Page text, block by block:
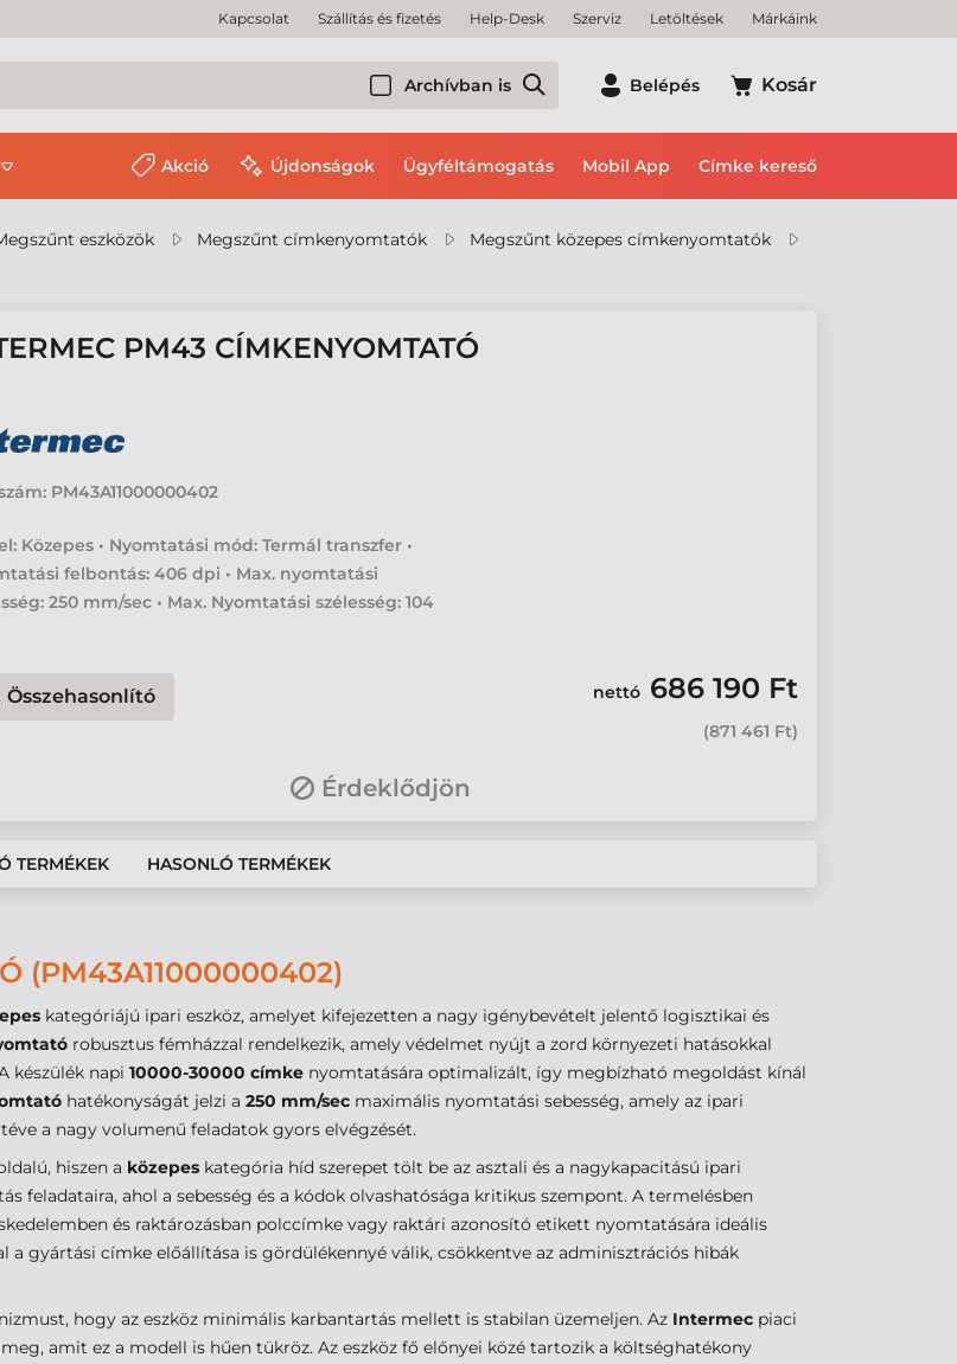
Kapcsolat Szállítás és fizetés Help-Desk Szerviz Letöltések Márkáink
Archívban is Belépés Kosár
Akció Újdonságok Ügyféltámogatás Mobil App Címke kereső
eszközök Megszűnt címkenyomtatók
Megszűnt közepes címkenyomtatók
PM43 CÍMKENYOMTATÓ
PM43A11000000402
Közepes • Nyomtatási mód: Termál transzfer •
felbontás: 406 dpi • Max. nyomtatási
250 mm/sec • Max. Nyomtatási szélesség: 104
Összehasonlító nettó 686 190 Ft
(871 461 Ft)
Érdeklődjön
TERMÉKEK HASONLÓ TERMÉKEK
(PM43A11000000402)
kategóriájú ipari eszköz, amelyet kifejezetten a nagy igénybevételt jelentő logisztikai és
robusztus fémházzal rendelkezik, amely védelmet nyújt a zord környezeti hatásokkal
készülék napi 10000-30000 címke nyomtatására optimalizált, így megbízható megoldást kínál
hatékonyságát jelzi a 250 mm/sec maximális nyomtatási sebesség, amely az ipari
a nagy volumenű feladatok gyors elvégzését.
hiszen a közepes kategória híd szerepet tölt be az asztali és a nagykapacitású ipari
feladataira, ahol a sebesség és a kódok olvashatósága kritikus szempont. A termelésben
és raktározásban polccímke vagy raktári azonosító etikett nyomtatására ideális
a gyártási címke előállítása is gördülékennyé válik, csökkentve az adminisztrációs hibák
hogy az eszköz minimális karbantartás mellett is stabilan üzemeljen. Az Intermec piaci
amit ez a modell is hűen tükröz. Az eszköz fő előnyei közé tartozik a költséghatékony